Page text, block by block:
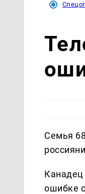
Семья
Канадец
ошибке